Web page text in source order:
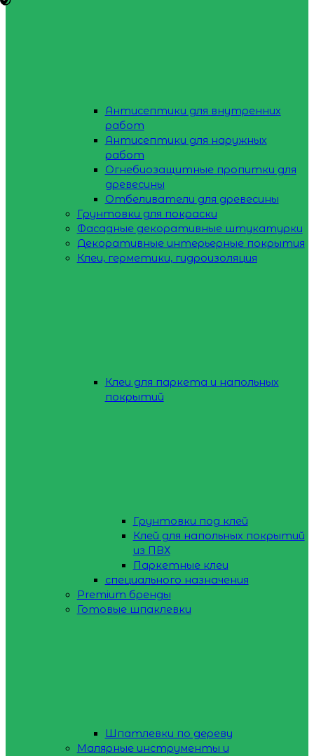
Антисептики для внутренних
работ
Антисептики для наружных
работ
Огнебиозащитные пропитки для
древесины
Отбеливатели для древесины
Грунтовки для покраски
Фасадные декоративные штукатурки
Декоративные интерьерные покрытия
Клеи, герметики, гидроизоляция
Клеи для паркета и напольных
покрытий
Грунтовки под клей
Клей для напольных покрытий
из ПВХ
Паркетные клеи
специального назначения
Premium бренды
Готовые шпаклевки
Шпатлевки по дереву
Малярные инструменты и